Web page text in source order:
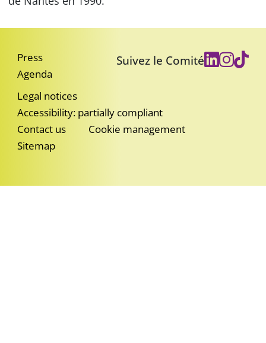
Press
Agenda
Suivez le Comité
Legal notices
Accessibility: partially compliant
Contact us
Cookie management
Sitemap